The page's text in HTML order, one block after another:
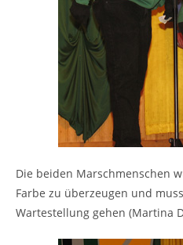
Die beiden Marschmenschen
Farbe zu überzeugen und
Wartestellung gehen (Martina